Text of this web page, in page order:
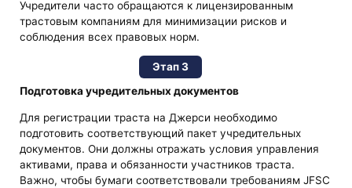
Учредители часто обращаются к лицензированным
трастовым компаниям для минимизации рисков и
соблюдения всех правовых норм.
Этап 3
Подготовка учредительных документов
Для регистрации траста на Джерси необходимо
подготовить соответствующий пакет учредительных
документов. Они должны отражать условия управления
активами, права и обязанности участников траста.
Важно, чтобы бумаги соответствовали требованиям JFSC